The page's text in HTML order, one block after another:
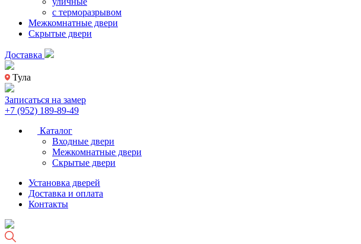
с терморазрывом
Межкомнатные двери
Скрытые двери
Доставка
Тула
Записаться на замер
+7 (952) 189-89-49
Каталог
Входные двери
Межкомнатные двери
Скрытые двери
Установка дверей
Доставка и оплата
Контакты